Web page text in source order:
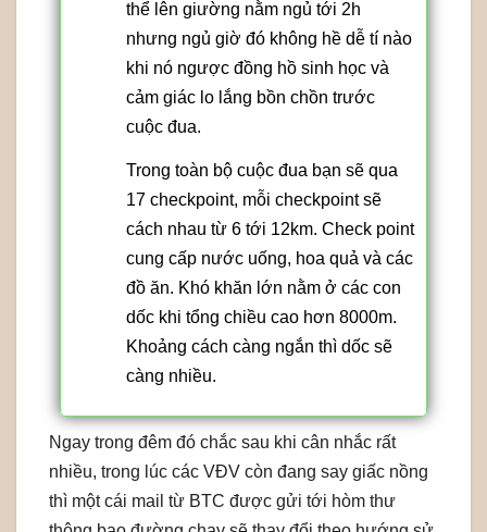
thể lên giường nằm ngủ tới 2h
nhưng ngủ giờ đó không hề dễ tí nào
khi nó ngược đồng hồ sinh học và
cảm giác lo lắng bồn chồn trước
cuộc đua.
Trong toàn bộ cuộc đua bạn sẽ qua
17 checkpoint, mỗi checkpoint sẽ
cách nhau từ 6 tới 12km. Check point
cung cấp nước uống, hoa quả và các
đồ ăn. Khó khăn lớn nằm ở các con
dốc khi tổng chiều cao hơn 8000m.
Khoảng cách càng ngắn thì dốc sẽ
càng nhiều.
Ngay trong đêm đó chắc sau khi cân nhắc rất
nhiều, trong lúc các VĐV còn đang say giấc nồng
thì một cái mail từ BTC được gửi tới hòm thư